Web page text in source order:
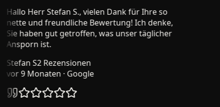
Hallo Herr Stefan S., vielen Dank für Ihre so
nette und freundliche Bewertung! Ich denke,
Sie haben gut getroffen, was unser täglicher
Ansporn ist.
Stefan S2 Rezensionen
vor 9 Monaten· Google